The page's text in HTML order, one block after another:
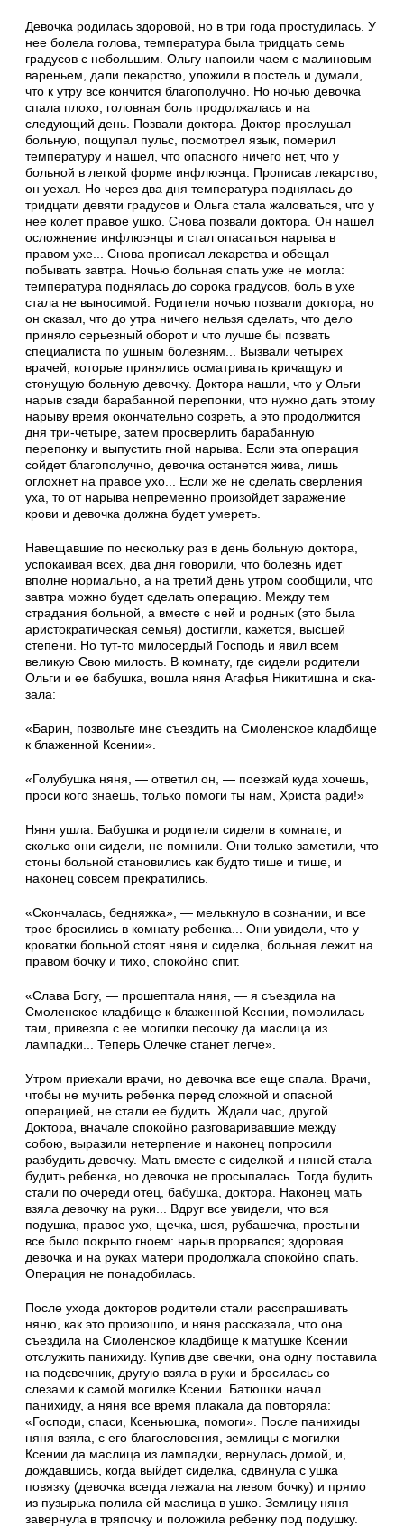
Девочка родилась здоровой, но в три года простудилась. У
нее болела голова, темпера­тура была тридцать семь
градусов с неболь­шим. Ольгу напоили чаем с малиновым
варе­ньем, дали лекарство, уложили в постель и ду­мали,
что к утру все кончится благополучно. Но ночью девочка
спала плохо, головная боль продолжалась и на
следующий день. Позвали доктора. Доктор прослушал
больную, пощу­пал пульс, посмотрел язык, померил
темпера­туру и нашел, что опасного ничего нет, что у
больной в легкой форме инфлюэнца. Пропи­сав лекарство,
он уехал. Но через два дня тем­пература поднялась до
тридцати девяти граду­сов и Ольга стала жаловаться, что у
нее колет правое ушко. Снова позвали доктора. Он на­шел
осложнение инфлюэнцы и стал опасаться нарыва в
правом ухе... Снова прописал лекар­ства и обещал
побывать завтра. Ночью боль­ная спать уже не могла:
температура подня­лась до сорока градусов, боль в ухе
стала не выносимой. Родители ночью позвали доктора, но
он сказал, что до утра ничего нельзя сде­лать, что дело
приняло серьезный оборот и что лучше бы позвать
специалиста по ушным бо­лезням... Вызвали четырех
врачей, которые принялись осматривать кричащую и
стону­щую больную девочку. Доктора нашли, что у Ольги
нарыв сзади барабанной перепонки, что нужно дать этому
нарыву время окончательно созреть, а это продолжится
дня три-четыре, затем просверлить барабанную
перепонку и выпустить гной нарыва. Если эта операция
сойдет благополучно, девочка останется жива, лишь
оглохнет на правое ухо... Если же не сде­лать сверления
уха, то от нарыва непременно произойдет заражение
крови и девочка должна будет умереть.
Навещавшие по нескольку раз в день боль­ную доктора,
успокаивая всех, два дня гово­рили, что болезнь идет
вполне нормально, а на третий день утром сообщили, что
завтра можно будет сделать операцию. Между тем
страдания больной, а вместе с ней и родных (это была
аристократическая семья) достигли, кажется, высшей
степени. Но тут-то милосердый Гос­подь и явил всем
великую Свою милость. В комнату, где сидели родители
Ольги и ее ба­бушка, вошла няня Агафья Никитишна и ска­
зала:
«Барин, позвольте мне съездить на Смолен­ское кладбище
к блаженной Ксении».
«Голубушка няня, — ответил он, — поезжай куда хочешь,
проси кого знаешь, только по­моги ты нам, Христа ради!»
Няня ушла. Бабушка и родители сидели в комнате, и
сколько они сидели, не помнили. Они только заметили, что
стоны больной ста­новились как будто тише и тише, и
наконец совсем прекратились.
«Скончалась, бедняжка», — мелькнуло в со­знании, и все
трое бросились в комнату ре­бенка... Они увидели, что у
кроватки больной стоят няня и сиделка, больная лежит на
правом бочку и тихо, спокойно спит.
«Слава Богу, — прошептала няня, — я съез­дила на
Смоленское кладбище к блаженной Ксении, помолилась
там, привезла с ее мо­гилки песочку да маслица из
лампадки... Те­перь Олечке станет легче».
Утром приехали врачи, но девочка все еще спала. Врачи,
чтобы не мучить ребенка перед сложной и опасной
операцией, не стали ее бу­дить. Ждали час, другой.
Доктора, вначале спо­койно разговаривавшие между
собою, выразили нетерпение и наконец попросили
разбудить де­вочку. Мать вместе с сиделкой и няней стала
бу­дить ребенка, но девочка не просыпалась. Тогда будить
стали по очереди отец, бабушка, док­тора. Наконец мать
взяла девочку на руки... Вдруг все увидели, что вся
подушка, правое ухо, щечка, шея, рубашечка, простыни —
все было покрыто гноем: нарыв прорвался; здоровая
девочка и на руках матери продолжала спокойно спать.
Операция не понадобилась.
После ухода докторов родители стали рас­спрашивать
няню, как это произошло, и няня рассказала, что она
съездила на Смоленское кладбище к матушке Ксении
отслужить пани­хиду. Купив две свечки, она одну поставила
на подсвечник, другую взяла в руки и бросилась со
слезами к самой могилке Ксении. Батюшки начал
панихиду, а няня все время плакала да повторяла:
«Господи, спаси, Ксеньюшка, по­моги». После панихиды
няня взяла, с его бла­гословения, землицы с могилки
Ксении да мас­лица из лампадки, вернулась домой, и,
дождавшись, когда выйдет сиделка, сдвинула с ушка
повязку (девочка всегда лежала на левом бочку) и прямо
из пузырька полила ей маслица в ушко. Землицу няня
завернула в тряпочку и положила ребенку под подушку.